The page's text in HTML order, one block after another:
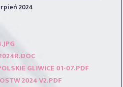
GLIWICE 01-07.PDF
2024 V2.PDF